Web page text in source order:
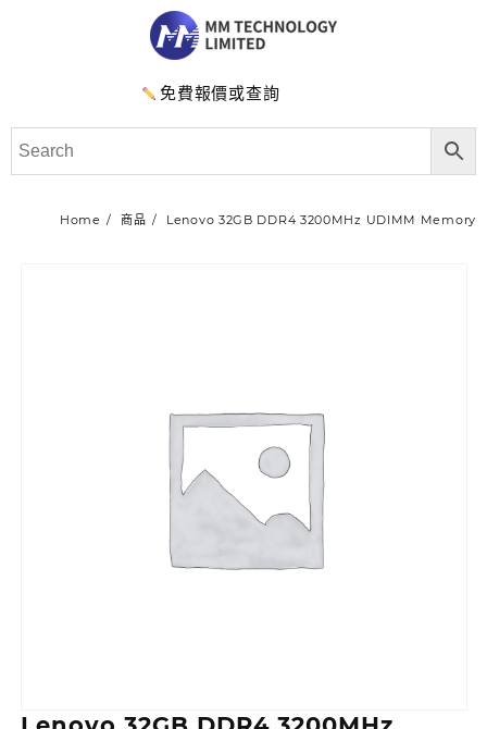
免費報價或查詢
Home 商品 Lenovo 32GB DDR4 3200MHz UDIMM Memory